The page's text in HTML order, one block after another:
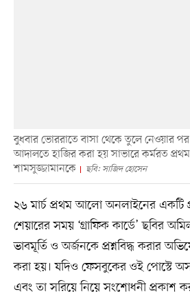
বুধবার ভোররাতে বাসা থেকে তুলে নেওয়ার
আদালতে হাজির করা হয় সাভারে কর্মরত
শামসুজ্জামানকে
ছবি: সাজিদ হোসেন
২৬ মার্চ প্রথম আলো অনলাইনের একটি
শেয়ারের সময় ‘গ্রাফিক কার্ডে’ ছবির
ভাবমূর্তি ও অর্জনকে প্রশ্নবিদ্ধ করার
করা হয়। যদিও ফেসবুকের ওই পোস্টে
এবং তা সরিয়ে নিয়ে সংশোধনী প্রকাশ